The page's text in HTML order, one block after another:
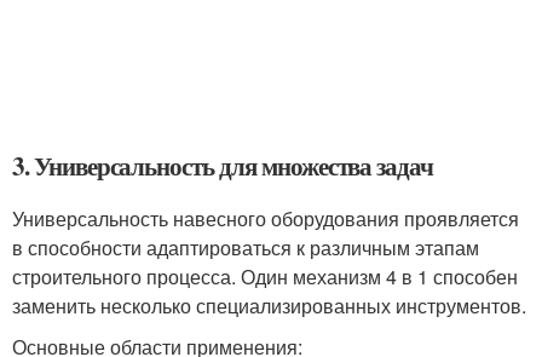
3. Универсальность для множества задач
Универсальность навесного оборудования проявляется
в способности адаптироваться к различным этапам
строительного процесса. Один механизм 4 в 1 способен
заменить несколько специализированных инструментов.
Основные области применения: